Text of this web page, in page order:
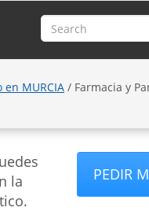
en MURCIA / Farmacia y
la
PEDIR